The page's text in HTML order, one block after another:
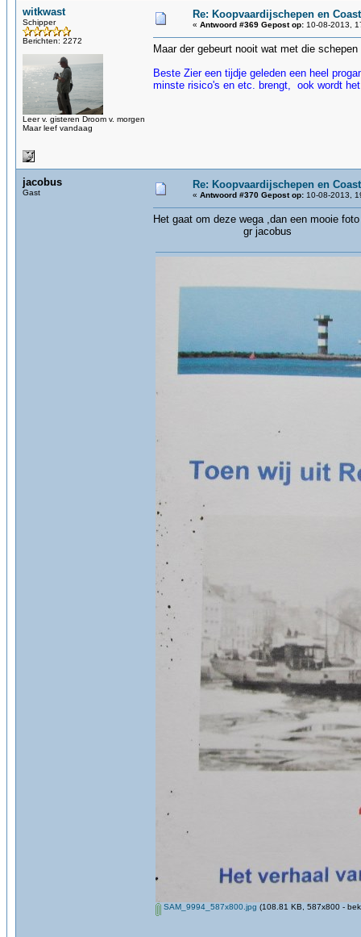
witkwast
Schipper
Berichten: 2272
Leer v. gisteren Droom v. morgen
Maar leef vandaag
Re: Koopvaardijschepen en
« Antwoord #369 Gepost op: 10-08-2013,
Maar der gebeurt nooit wat met die
Beste Zier een tijdje geleden een heel
minste risico's en etc. brengt, ook wordt
jacobus
Gast
Re: Koopvaardijschepen en
« Antwoord #370 Gepost op: 10-08-2013,
Het gaat om deze wega ,dan een mooie
gr jacobus
SAM_9994_587x800.jpg (108.81 KB, 587x800 -